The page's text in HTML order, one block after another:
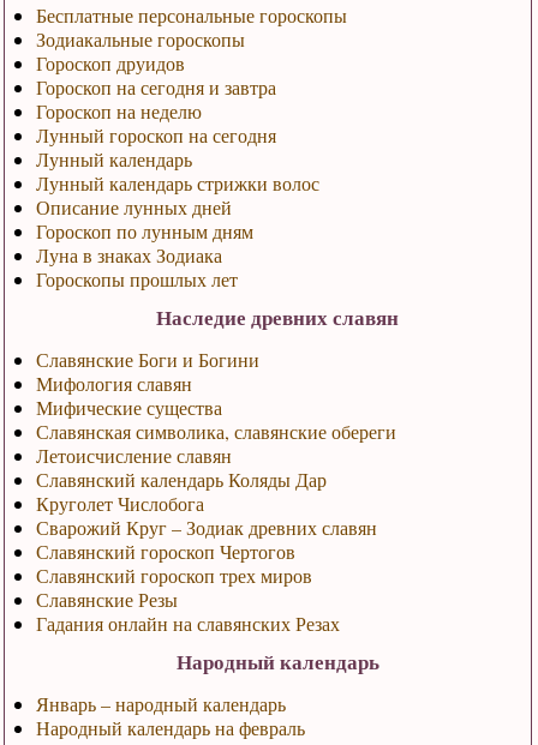
Бесплатные персональные гороскопы
Зодиакальные гороскопы
Гороскоп друидов
Гороскоп на сегодня и завтра
Гороскоп на неделю
Лунный гороскоп на сегодня
Лунный календарь
Лунный календарь стрижки волос
Описание лунных дней
Гороскоп по лунным дням
Луна в знаках Зодиака
Гороскопы прошлых лет
Наследие древних славян
Славянские Боги и Богини
Мифология славян
Мифические существа
Славянская символика, славянские обереги
Летоисчисление славян
Славянский календарь Коляды Дар
Круголет Числобога
Сварожий Круг – Зодиак древних славян
Славянский гороскоп Чертогов
Славянский гороскоп трех миров
Славянские Резы
Гадания онлайн на славянских Резах
Народный календарь
Январь – народный календарь
Народный календарь на февраль